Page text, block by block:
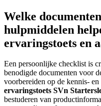
Welke
hulpmiddelen
ervaringstoets en
Een persoonlijke checklist is
benodigde documenten voor
voorbereiden op de kennis-
ervaringstoets SVn
bestuderen van